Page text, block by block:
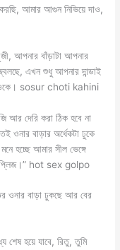
আমার আগুন নিভিয়ে দাও,
আপনার বাঁড়াটা আপনার
এখন শুধু আপনার দান্ডাই
ওকে। sosur choti kahini
আর দেরি করা ঠিক হবে না
ওনার বাড়ার অর্ধেকটা ঢুকে
হচ্ছে আমার সীল ভেঙ্গে
প্লিজ।” hot sex golpo
ওনার বাড়া ঢুকছে আর বের
শেষ হয়ে যাবে, রিতু, তুমি